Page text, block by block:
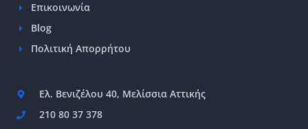
Επικοινωνία
Blog
Πολιτική Απορρήτου
Ελ. Βενιζέλου 40, Μελίσσια Αττικής
210 80 37 378